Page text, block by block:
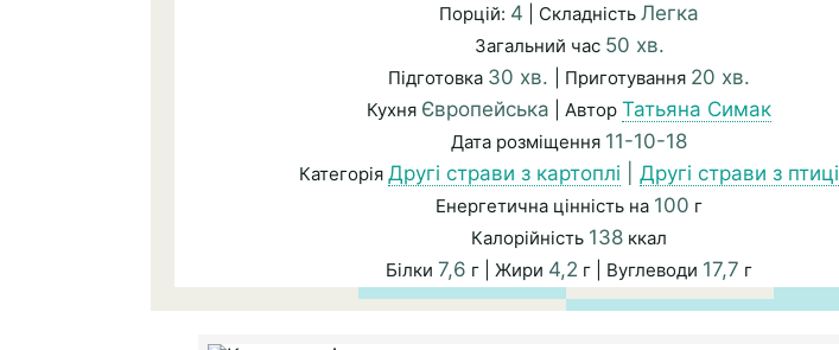
Порцій: 4 | Складність Легка
Загальний час 50 хв.
Підготовка 30 хв. | Приготування 20 хв.
Кухня Європейська | Автор Татьяна Симак
Дата розміщення 11-10-18
Категорія Другі страви з картоплі Другі страви з птиці
Енергетична цінність на 100 г
Калорійність 138 ккал
Білки 7,6 г | Жири 4,2 г | Вуглеводи 17,7 г